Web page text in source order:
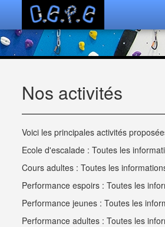
Nos activités
Voici les principales activités
Ecole d'escalade : Toutes les
Cours adultes : Toutes les
Performance espoirs : Toutes les
Performance jeunes : Toutes les
Performance adultes : Toutes les